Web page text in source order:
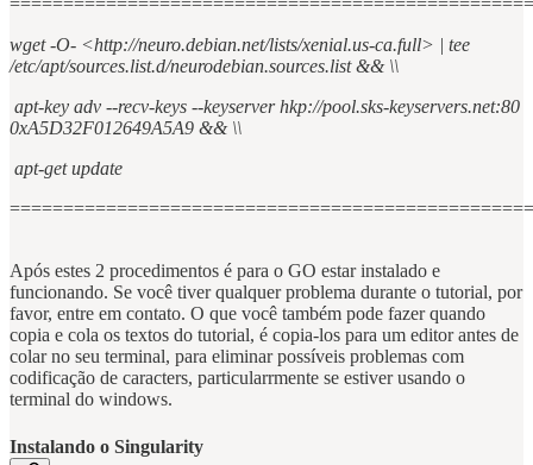
wget -O- <http://neuro.debian.net/lists/xenial.us-ca.full> | tee
/etc/apt/sources.list.d/neurodebian.sources.list && \\
apt-key adv --recv-keys --keyserver hkp://pool.sks-keyservers.net:80
0xA5D32F012649A5A9 && \\
apt-get update
Após estes 2 procedimentos é para o GO estar instalado e
funcionando. Se você tiver qualquer problema durante o tutorial, por
favor, entre em contato. O que você também pode fazer quando
copia e cola os textos do tutorial, é copia-los para um editor antes de
colar no seu terminal, para eliminar possíveis problemas com
codificação de caracters, particularrmente se estiver usando o
terminal do windows.
Instalando o Singularity